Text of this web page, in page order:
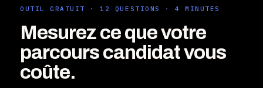
OUTIL GRATUIT · 12 QUESTIONS · 4 MINUTES
Mesurez ce que votre
parcours candidat vous
coûte.